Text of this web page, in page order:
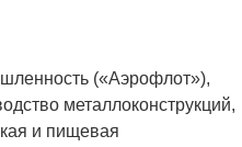
(«Аэрофлот»),
металлоконструкций,
и пищевая